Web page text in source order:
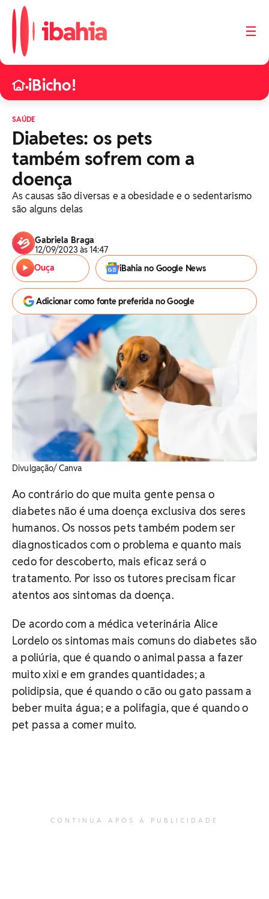
☰
•iBicho!
SAÚDE
Diabetes: os pets
também sofrem com a
doença
As causas são diversas e a obesidade e o sedentarismo
são alguns delas
Gabriela Braga
12/09/2023 às 14:47
Ouça
iBahia no Google News
Adicionar como fonte preferida no Google
Divulgação/ Canva
Ao contrário do que muita gente pensa o
diabetes não é uma doença exclusiva dos seres
humanos. Os nossos pets também podem ser
diagnosticados com o problema e quanto mais
cedo for descoberto, mais eficaz será o
tratamento. Por isso os tutores precisam ficar
atentos aos sintomas da doença.
De acordo com a médica veterinária Alice
Lordelo os sintomas mais comuns do diabetes são
a poliúria, que é quando o animal passa a fazer
muito xixi e em grandes quantidades; a
polidipsia, que é quando o cão ou gato passam a
beber muita água; e a polifagia, que é quando o
pet passa a comer muito.
CONTINUA APÓS A PUBLICIDADE